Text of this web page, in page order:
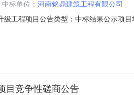
中标单位： 河南铭鼎建筑工程有限公司
工程项目公告类型：中标结果公示项
目竞争性磋商公告